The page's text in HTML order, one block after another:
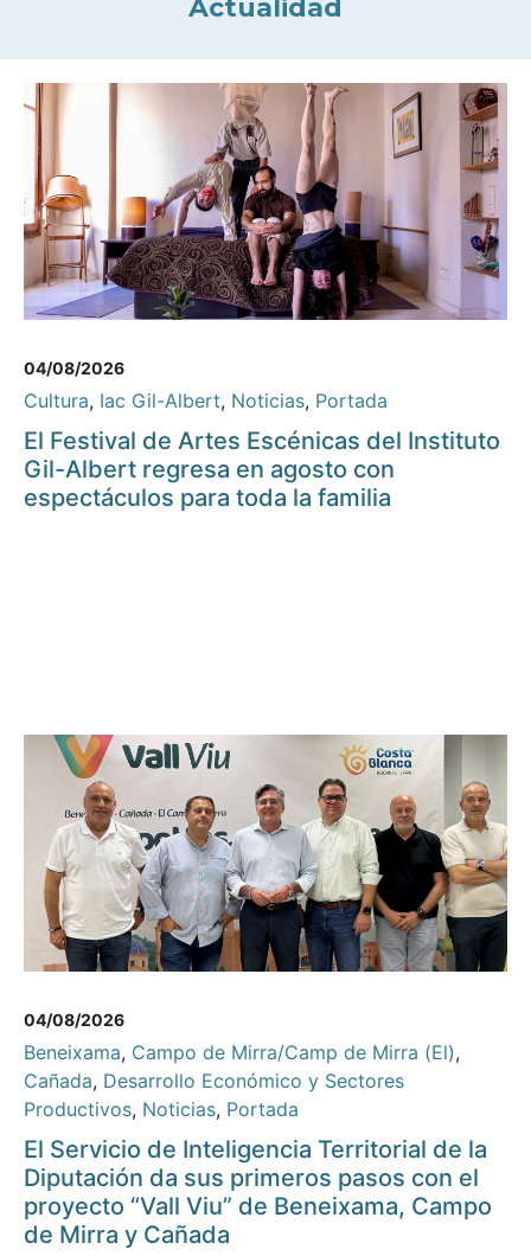
Actualidad
04/08/2026
Cultura, Iac Gil-Albert, Noticias, Portada
El Festival de Artes Escénicas del Instituto
Gil-Albert regresa en agosto con
espectáculos para toda la familia
04/08/2026
Beneixama, Campo de Mirra/Camp de Mirra (El),
Cañada, Desarrollo Económico y Sectores
Productivos, Noticias, Portada
El Servicio de Inteligencia Territorial de la
Diputación da sus primeros pasos con el
proyecto “Vall Viu” de Beneixama, Campo
de Mirra y Cañada